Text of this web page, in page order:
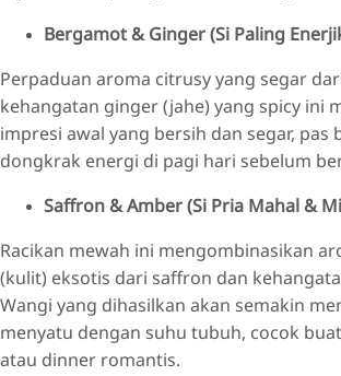
Bergamot & Ginger (Si Paling
Perpaduan aroma citrusy yang segar
kehangatan ginger (jahe) yang spicy ini
impresi awal yang bersih dan segar, pas
dongkrak energi di pagi hari sebelum
Saffron & Amber (Si Pria Mahal &
Racikan mewah ini mengombinasikan
(kulit) eksotis dari saffron dan
Wangi yang dihasilkan akan semakin
menyatu dengan suhu tubuh, cocok
atau dinner romantis.